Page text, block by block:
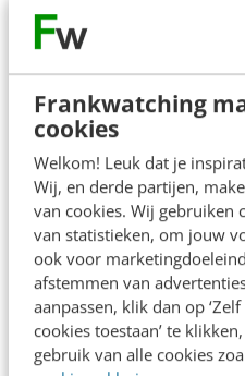
Frankwatching
cookies
Welkom! Leuk dat je
Wij, en derde partijen,
van cookies. Wij gebruiken
van statistieken, om jouw
ook voor
afstemmen van
aanpassen, klik dan op
cookies toestaan’ te
gebruik van alle cookies
AI-content rankt
hebt
6 min·Sicco